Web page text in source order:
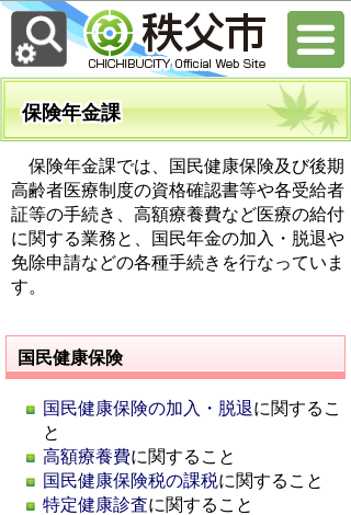
保険年金課
保険年金課では、国民健康保険及び後期
高齢者医療制度の資格確認書等や各受給者
証等の手続き、高額療養費など医療の給付
に関する業務と、国民年金の加入・脱退や
免除申請などの各種手続きを行なっていま
す。
国民健康保険
国民健康保険の加入・脱退に関するこ
と
高額療養費に関すること
国民健康保険税の課税に関すること
特定健康診査に関すること